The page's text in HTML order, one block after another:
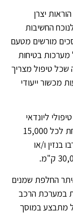
יצרן
החשיבות
מורשים מטעם
מערכות בטיחות
שכל טיפול מצריך
ייעודי
ליונדאי
קונה בגרסה ההיברידית מצריך טיפול רכב אחת לכל 15,000
ו/או
החלפת שמנים
במערכת הרכב
מתבצע במוסך